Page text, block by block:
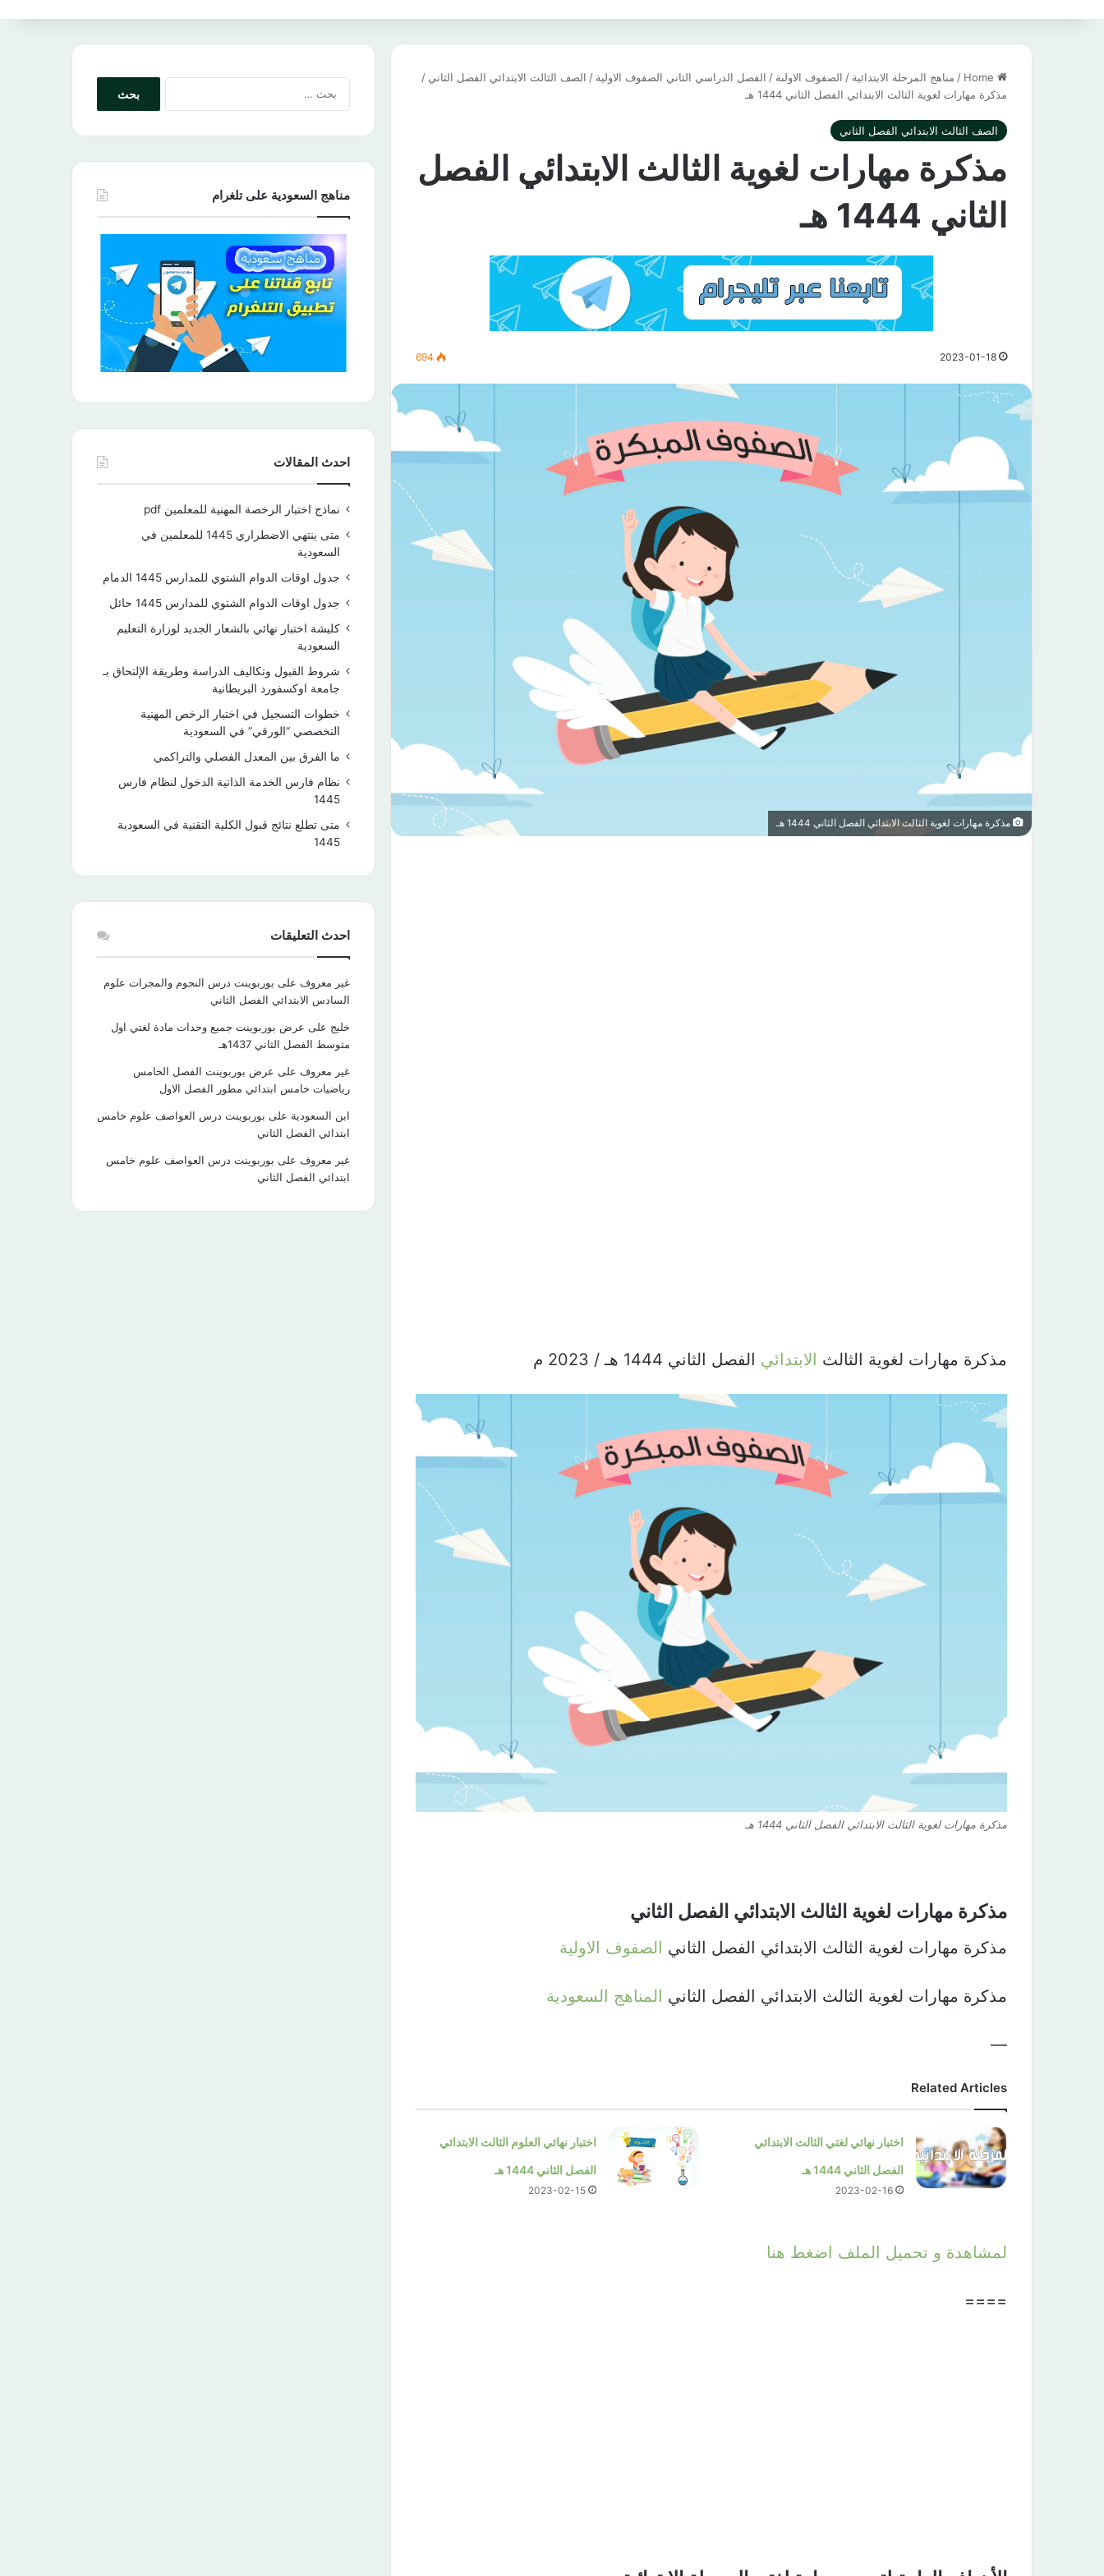
/ مناهج المرحلة الابتدائية / الصفوف الاولىة / الفصل الدراسي الثاني الصفوف الاولية / الصف الثالث الابتدائي الفصل الثاني /
مذكرة مهارات لغوية الثالث الابتدائي الفصل الثاني 1444 هـ
الصف الثالث الابتدائي الفصل الثاني
مذكرة مهارات لغوية الثالث الابتدائي الفصل
الثاني 1444 هـ
2023-01-18
694
مذكرة مهارات لغوية الثالث الابتدائي الفصل الثاني 1444 هـ
مذكرة مهارات لغوية الثالث الابتدائي الفصل الثاني 1444 هـ / 2023 م
مذكرة مهارات لغوية الثالث الابتدائي الفصل الثاني 1444 هـ
مذكرة مهارات لغوية الثالث الابتدائي الفصل الثاني​
مذكرة مهارات لغوية الثالث الابتدائي الفصل الثاني الصفوف الاولية
مذكرة مهارات لغوية الثالث الابتدائي الفصل الثاني المناهج السعودية
—
Related Articles
اختبار نهائي لغتي الثالث الابتدائي
الفصل الثاني 1444 هـ
2023-02-16
اختبار نهائي العلوم الثالث الابتدائي
الفصل الثاني 1444 هـ
2023-02-15
لمشاهدة و تحميل الملف اضغط هنا
====
مناهج السعودية على تلغرام
احدث المقالات
نماذج اختبار الرخصة المهنية للمعلمين pdf
متى ينتهي الاضطراري 1445 للمعلمين في
السعودية
جدول اوقات الدوام الشتوي للمدارس 1445 الدمام
جدول اوقات الدوام الشتوي للمدارس 1445 حائل
كليشة اختبار نهائي بالشعار الجديد لوزارة التعليم
السعودية
شروط القبول وتكاليف الدراسة وطريقة الإلتحاق بـ
جامعة اوكسفورد البريطانية
خطوات التسجيل في اختبار الرخص المهنية
التخصصي “الورقي” في السعودية
ما الفرق بين المعدل الفصلي والتراكمي
نظام فارس الخدمة الذاتية الدخول لنظام فارس
1445
متى تطلع نتائج قبول الكلية التقنية في السعودية
1445
احدث التعليقات
غير معروف على بوربوينت درس النجوم والمجرات علوم
السادس الابتدائي الفصل الثاني
خليج على عرض بوربوينت جميع وحدات مادة لغتي اول
متوسط الفصل الثاني 1437هـ
غير معروف على عرض بوربوينت الفصل الخامس
رياضيات خامس ابتدائي مطور الفصل الاول
ابن السعودية على بوربوينت درس العواصف علوم خامس
ابتدائي الفصل الثاني
غير معروف على بوربوينت درس العواصف علوم خامس
ابتدائي الفصل الثاني